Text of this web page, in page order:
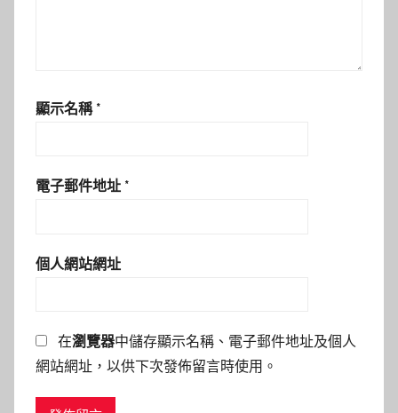
顯示名稱 *
電子郵件地址 *
個人網站網址
在瀏覽器中儲存顯示名稱、電子郵件地址及個人
網站網址，以供下次發佈留言時使用。